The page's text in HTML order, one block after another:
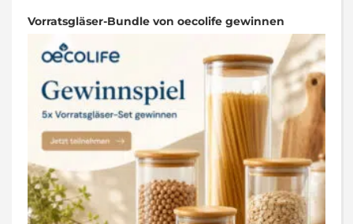
Vorratsgläser-Bundle von oecolife gewinnen